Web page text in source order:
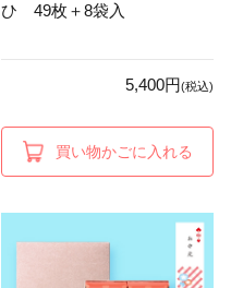
ひ 49枚＋8袋入
5,400円(税込)
買い物かごに入れる